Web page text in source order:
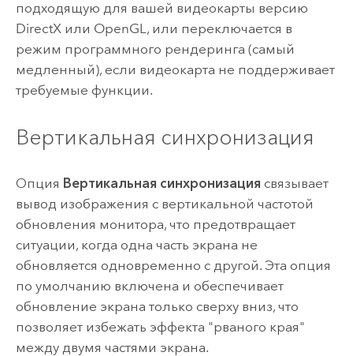
подходящую для вашей видеокарты версию
DirectX или OpenGL, или переключается в
режим программного рендеринга (самый
медленный), если видеокарта не поддерживает
требуемые функции.
Вертикальная синхронизация
Опция Вертикальная синхронизация связывает
вывод изображения с вертикальной частотой
обновления монитора, что предотвращает
ситуации, когда одна часть экрана не
обновляется одновременно с другой. Эта опция
по умолчанию включена и обеспечивает
обновление экрана только сверху вниз, что
позволяет избежать эффекта "рваного края"
между двумя частями экрана.